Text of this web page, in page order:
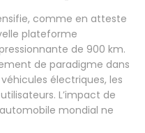
comme en atteste
plateforme
de 900 km.
de paradigme dans
électriques, les
L’impact de
mondial ne